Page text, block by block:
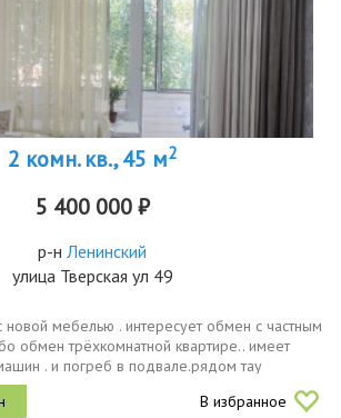
2 комн. кв., 45 м2
5 400 000 ₽
р-н Ленинский
улица Тверская ул 49
новой мебелью . интересует обмен с частным
обмен трёхкомнатной квартире.. имеет
. и погреб в подвале.рядом тау
рядом.евро ремонт .мебел и техника все
В избранное